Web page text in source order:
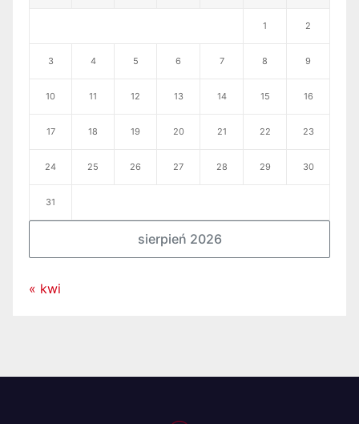
sierpień 2026
1 2
3 4 5 6 7 8 9
10 11 12 13 14 15 16
17 18 19 20 21 22 23
24 25 26 27 28 29 30
31
« kwi